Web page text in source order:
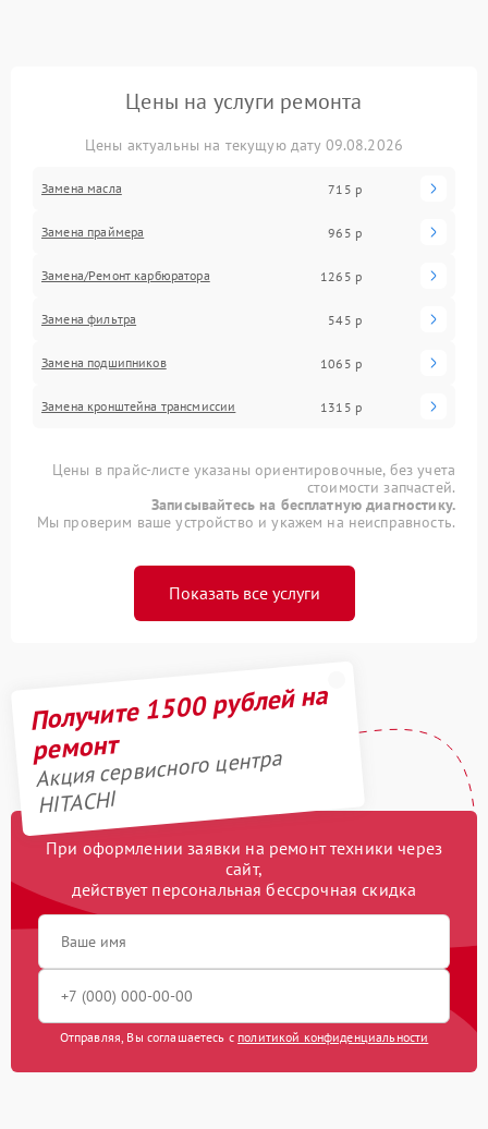
Цены на услуги ремонта
Цены актуальны на текущую дату 09.08.2026
Замена масла 715 р
Замена праймера 965 р
Замена/Pемонт карбюратора 1265 р
Замена фильтра 545 р
Замена подшипников 1065 р
Замена кронштейна трансмиссии 1315 р
Цены в прайс-листе указаны ориентировочные, без учета
стоимости запчастей.
Записывайтесь на бесплатную диагностику.
Мы проверим ваше устройство и укажем на неисправность.
Показать все услуги
Получите 1500 рублей на
ремонт
Акция сервисного центра
HITACHI
При оформлении заявки на ремонт техники через
сайт,
действует персональная бессрочная скидка
Отправляя, Вы соглашаетесь с политикой конфиденциальности